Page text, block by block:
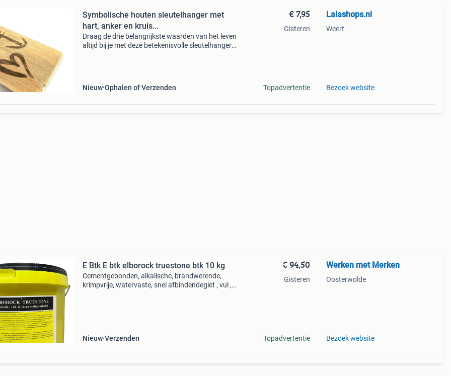
Symbolische houten sleutelhanger met
hart, anker en kruis...
Draag de drie belangrijkste waarden van het leven
altijd bij je met deze betekenisvolle sleutelhanger
Nieuw Ophalen of Verzenden
€ 7,95
Gisteren
Topadvertentie
Lalashops.nl
Weert
Bezoek website
E Btk E btk elborock truestone btk 10 kg
Cementgebonden, alkalische, brandwerende,
krimpvrije, watervaste, snel afbindendegiet , vul ,
Nieuw Verzenden
€ 94,50
Gisteren
Topadvertentie
Werken met Merken
Oosterwolde
Bezoek website